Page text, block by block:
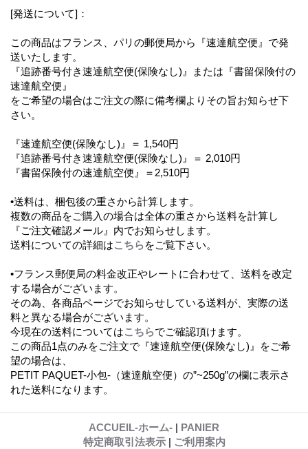
[発送について]：
この商品はフランス、パリの郵便局から『速達航空便』で発
送いたします。
『追跡番号付き速達航空便(保険なし)』または『書留保険付の
速達航空便』
をご希望の場合はご注文の際に備考欄よりその旨お知らせ下
さい。
『速達航空便(保険なし)』＝ 1,540円
『追跡番号付き速達航空便(保険なし)』＝ 2,010円
『書留保険付の速達航空便』＝2,510円
•送料は、梱包後の重さから計算します。
複数の商品をご購入の場合は全体の重さから送料を計算し
『ご注文確認メール』内でお知らせします。
送料についての詳細はこちらをご覧下さい。
•フランス郵便局の料金改正やレートに合わせて、送料を改定
する場合がございます。
その為、各商品ページでお知らせしている送料が、実際の送
料と異なる場合がございます。
今現在の送料についてはこちらでご確認頂けます。
この商品1点のみをご注文で『速達航空便(保険なし)』をご希
望の場合は、
PETIT PAQUET-小包-（速達航空便）の”~250g”の欄に表示さ
れた送料になります。
ACCUEIL-ホーム- | PANIER
特定商取引法表示 | ご利用案内